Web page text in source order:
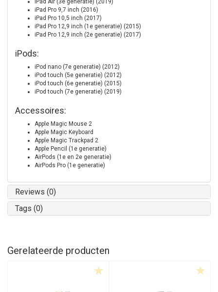
iPad Air (3e generatie) (2019)
iPad Pro 9,7 inch (2016)
iPad Pro 10,5 inch (2017)
iPad Pro 12,9 inch (1e generatie) (2015)
iPad Pro 12,9 inch (2e generatie) (2017)
iPods:
iPod nano (7e generatie) (2012)
iPod touch (5e generatie) (2012)
iPod touch (6e generatie) (2015)
iPod touch (7e generatie) (2019)
Accessoires:
Apple Magic Mouse 2
Apple Magic Keyboard
Apple Magic Trackpad 2
Apple Pencil (1e generatie)
AirPods (1e en 2e generatie)
AirPods Pro (1e generatie)
Reviews (0)
Tags (0)
Gerelateerde producten